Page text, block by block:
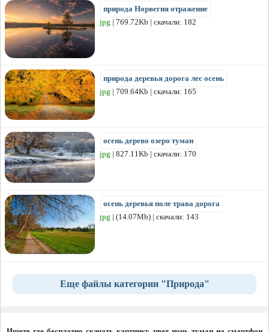
природа Норвегия отражение
jpg | 769.72Kb | скачали: 182
природа деревья дорога лес осень
jpg | 709.64Kb | скачали: 165
осень дерево озеро туман
jpg | 827.11Kb | скачали: 170
осень деревья поле трава дорога
jpg | (14.07Mb) | скачали: 143
Еще файлы категории "Природа"